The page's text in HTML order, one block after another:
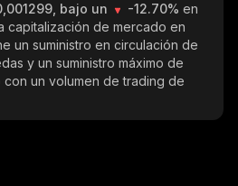
bajo un -12.70% en
capitalización de mercado en
un suministro en circulación de
y un suministro máximo de
con un volumen de trading de